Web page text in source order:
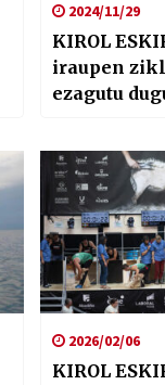
2024/11/29
KIROL
iraupen
ezagutu
2026/02/06
KIROL